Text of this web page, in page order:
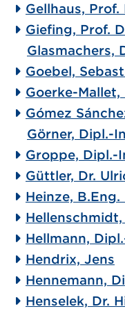
Gellhaus,
Giefing, Prof.
Glasmachers,
Goebel,
Goerke-
Gómez
Görner, Dipl.-
Groppe, Dipl.-
Güttler, Dr.
Heinze, B.Eng.
Hellmann,
Hendrix, Jens
Hennemann,
Henselek, Dr.